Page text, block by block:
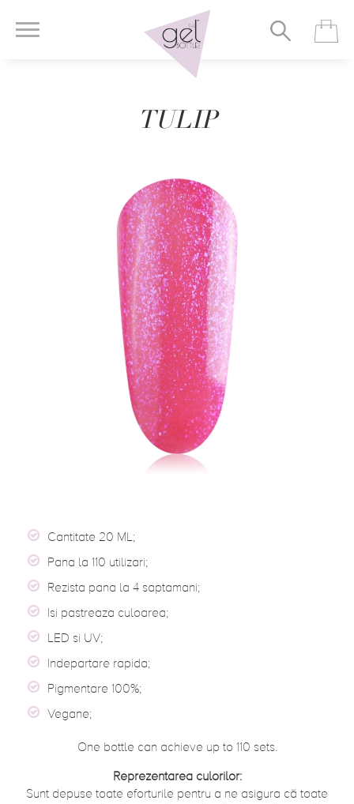
TULIP
Cantitate 20 ML;
Pana la 110 utilizari;
Rezista pana la 4 saptamani;
Isi pastreaza culoarea;
LED si UV;
Indepartare rapida;
Pigmentare 100%;
Vegane;
One bottle can achieve up to 110 sets.
Reprezentarea culorilor:
Sunt depuse toate eforturile pentru a ne asigura că toate